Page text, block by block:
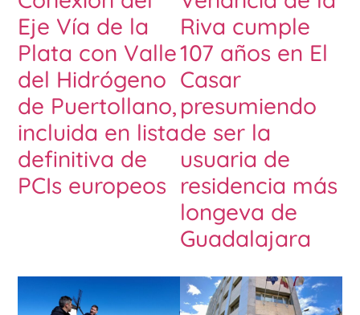
Eje Vía de la
Plata con Valle
del Hidrógeno
de Puertollano,
incluida en lista
definitiva de
PCIs europeos
Riva cumple
107 años en El
Casar
presumiendo
de ser la
usuaria de
residencia más
longeva de
Guadalajara